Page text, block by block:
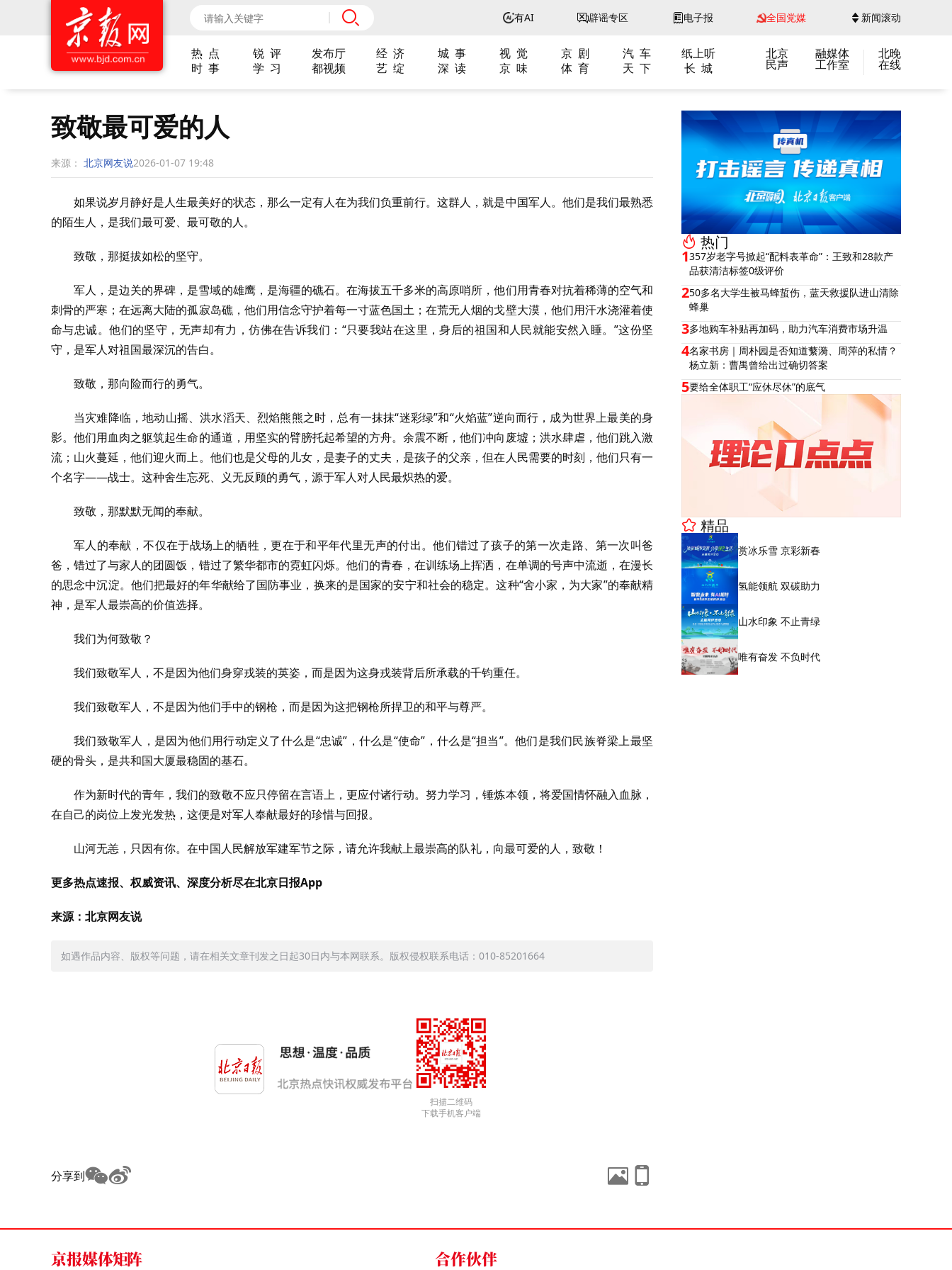
有AI 辟谣专区 电子报 全国党媒 新闻滚动
热 点 锐 评 发布厅 经 济 城 事 视 觉 京 剧 汽 车
纸上听
时 事
学 习 都视频 艺 绽 深 读 京 味 体 育 天 下 长 城
北京
民声
融媒体
工作室
北晚
在线
致敬最可爱的人
来源： 北京网友说2026-01-07 19:48
如果说岁月静好是人生最美好的状态，那么一定有人在为我们负重前行。这群人，就是中国军人。他们是我们最熟悉
的陌生人，是我们最可爱、最可敬的人。
致敬，那挺拔如松的坚守。
军人，是边关的界碑，是雪域的雄鹰，是海疆的礁石。在海拔五千多米的高原哨所，他们用青春对抗着稀薄的空气和
刺骨的严寒；在远离大陆的孤寂岛礁，他们用信念守护着每一寸蓝色国土；在荒无人烟的戈壁大漠，他们用汗水浇灌着使
命与忠诚。他们的坚守，无声却有力，仿佛在告诉我们：“只要我站在这里，身后的祖国和人民就能安然入睡。”这份坚
守，是军人对祖国最深沉的告白。
致敬，那向险而行的勇气。
当灾难降临，地动山摇、洪水滔天、烈焰熊熊之时，总有一抹抹“迷彩绿”和“火焰蓝”逆向而行，成为世界上最美的身
影。他们用血肉之躯筑起生命的通道，用坚实的臂膀托起希望的方舟。余震不断，他们冲向废墟；洪水肆虐，他们跳入激
流；山火蔓延，他们迎火而上。他们也是父母的儿女，是妻子的丈夫，是孩子的父亲，但在人民需要的时刻，他们只有一
个名字——战士。这种舍生忘死、义无反顾的勇气，源于军人对人民最炽热的爱。
致敬，那默默无闻的奉献。
军人的奉献，不仅在于战场上的牺牲，更在于和平年代里无声的付出。他们错过了孩子的第一次走路、第一次叫爸
爸，错过了与家人的团圆饭，错过了繁华都市的霓虹闪烁。他们的青春，在训练场上挥洒，在单调的号声中流逝，在漫长
的思念中沉淀。他们把最好的年华献给了国防事业，换来的是国家的安宁和社会的稳定。这种“舍小家，为大家”的奉献精
神，是军人最崇高的价值选择。
我们为何致敬？
我们致敬军人，不是因为他们身穿戎装的英姿，而是因为这身戎装背后所承载的千钧重任。
我们致敬军人，不是因为他们手中的钢枪，而是因为这把钢枪所捍卫的和平与尊严。
我们致敬军人，是因为他们用行动定义了什么是“忠诚”，什么是“使命”，什么是“担当”。他们是我们民族脊梁上最坚
硬的骨头，是共和国大厦最稳固的基石。
作为新时代的青年，我们的致敬不应只停留在言语上，更应付诸行动。努力学习，锤炼本领，将爱国情怀融入血脉，
在自己的岗位上发光发热，这便是对军人奉献最好的珍惜与回报。
山河无恙，只因有你。在中国人民解放军建军节之际，请允许我献上最崇高的队礼，向最可爱的人，致敬！
更多热点速报、权威资讯、深度分析尽在北京日报App
来源：北京网友说
如遇作品内容、版权等问题，请在相关文章刊发之日起30日内与本网联系。版权侵权联系电话：010-85201664
扫描二维码
下载手机客户端
分享到
热门
1357岁老字号掀起“配料表革命”：王致和28款产
品获清洁标签0级评价
250多名大学生被马蜂蜇伤，蓝天救援队进山清除
蜂巢
3多地购车补贴再加码，助力汽车消费市场升温
4名家书房｜周朴园是否知道蘩漪、周萍的私情？
杨立新：曹禺曾给出过确切答案
5要给全体职工“应休尽休”的底气
精品
赏冰乐雪 京彩新春
氢能领航 双碳助力
山水印象 不止青绿
唯有奋发 不负时代
京报媒体矩阵 合作伙伴